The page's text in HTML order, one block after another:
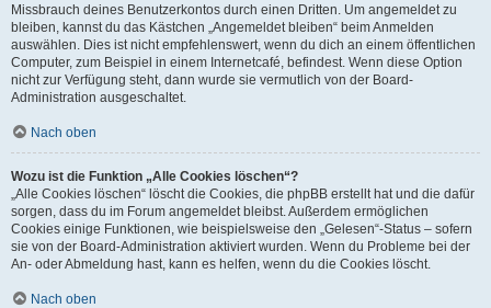
Missbrauch deines Benutzerkontos durch einen Dritten. Um angemeldet zu
bleiben, kannst du das Kästchen „Angemeldet bleiben“ beim Anmelden
auswählen. Dies ist nicht empfehlenswert, wenn du dich an einem öffentlichen
Computer, zum Beispiel in einem Internetcafé, befindest. Wenn diese Option
nicht zur Verfügung steht, dann wurde sie vermutlich von der Board-
Administration ausgeschaltet.
Nach oben
Wozu ist die Funktion „Alle Cookies löschen“?
„Alle Cookies löschen“ löscht die Cookies, die phpBB erstellt hat und die dafür
sorgen, dass du im Forum angemeldet bleibst. Außerdem ermöglichen
Cookies einige Funktionen, wie beispielsweise den „Gelesen“-Status – sofern
sie von der Board-Administration aktiviert wurden. Wenn du Probleme bei der
An- oder Abmeldung hast, kann es helfen, wenn du die Cookies löscht.
Nach oben